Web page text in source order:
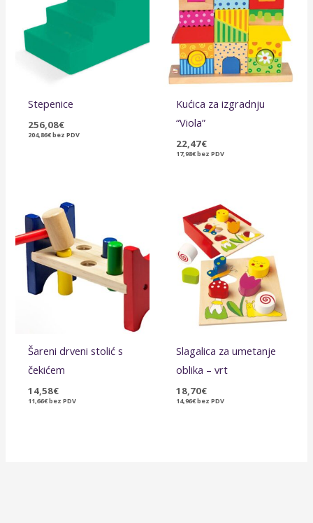
Stepenice
256,08€
204,86€bez PDV
Kućica za izgradnju
“Viola”
22,47€
17,98€bez PDV
Šareni drveni stolić s
čekićem
14,58€
11,66€bez PDV
Slagalica za umetanje
oblika – vrt
18,70€
14,96€bez PDV